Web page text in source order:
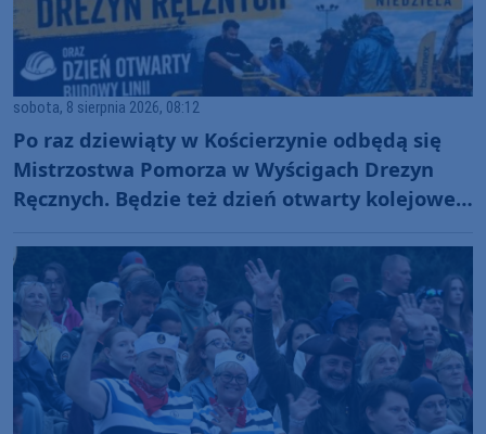
sobota, 8 sierpnia 2026, 08:12
Po raz dziewiąty w Kościerzynie odbędą się
Mistrzostwa Pomorza w Wyścigach Drezyn
Ręcznych. Będzie też dzień otwarty kolejowej